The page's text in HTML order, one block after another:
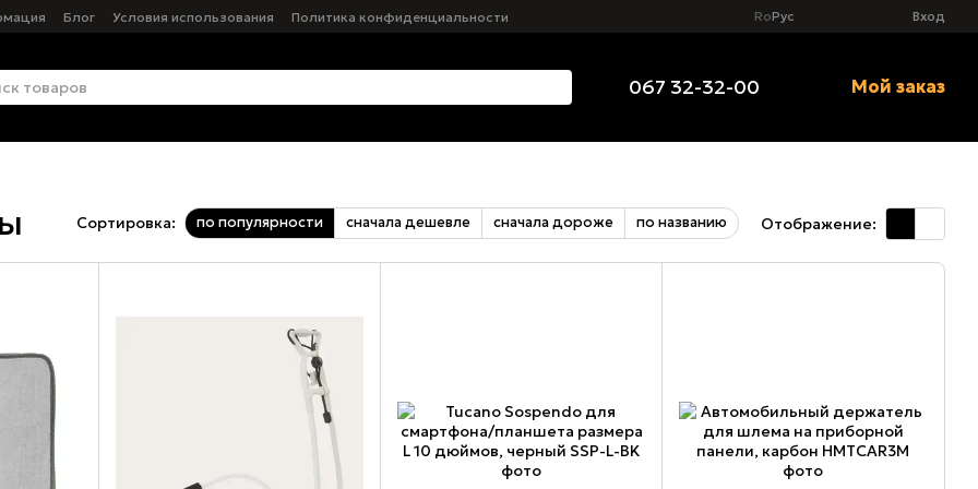
Блог Условия использования
Политика конфиденциальности
RoРус Вход
067 32-32-00 Мой заказ
Сортировка: по популярности сначала дешевле сначала дороже по названию Отображение: